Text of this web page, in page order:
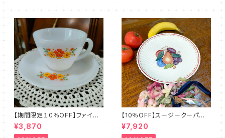
【期間限定１０％OFF】ファイア
ーキング・フラワー・カップ＆ソー
サー（FKFW0001）
¥3,870
【10％OFF】スージークーパー・
フルーツモチーフ・プレート（スパ
イラル）SCFM0029
¥7,920